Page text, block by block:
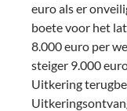
euro als er
boete voor het
8.000 euro per
steiger 9.000
Uitkering